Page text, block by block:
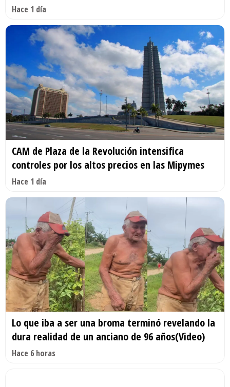
Hace 1 día
CAM de Plaza de la Revolución intensifica
controles por los altos precios en las Mipymes
Hace 1 día
Lo que iba a ser una broma terminó revelando la
dura realidad de un anciano de 96 años(Video)
Hace 6 horas